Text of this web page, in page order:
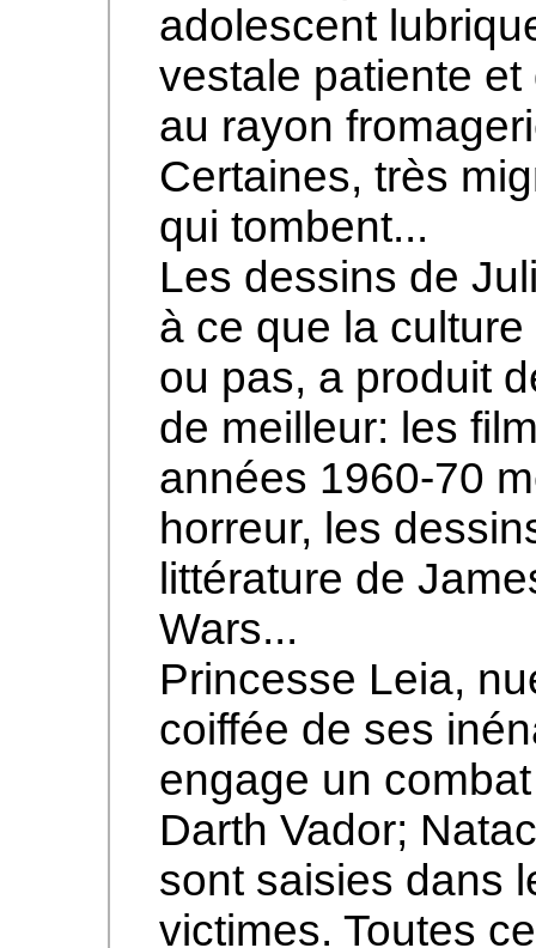
adolescent
vestale patiente
au rayon
Certaines, très
qui tombent...
Les dessins de
à ce que la
ou pas, a produit
de meilleur: les
années 1960-70
horreur, les
littérature de
Wars...
Princesse Leia,
coiffée de ses
engage un
Darth Vador;
sont saisies dans
victimes. Toutes